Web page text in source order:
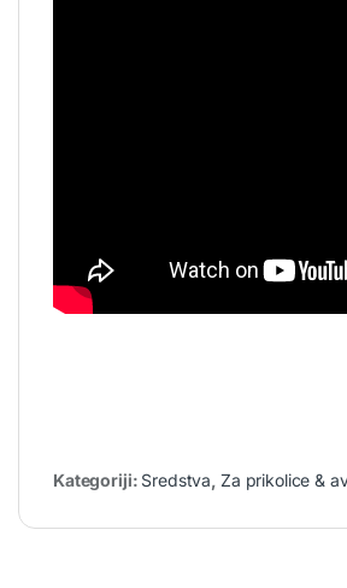
Kategoriji: Sredstva, Za prikolice &